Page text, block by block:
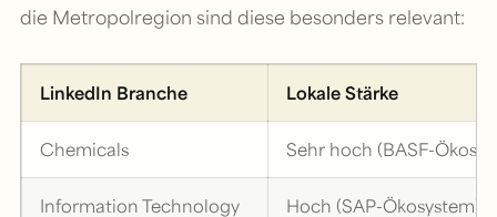
die Metropolregion sind diese besonders relevant:
LinkedIn Branche Lokale Stärke
Chemicals Sehr hoch (BASF-
Information Technology Hoch (SAP-Ökosystem)